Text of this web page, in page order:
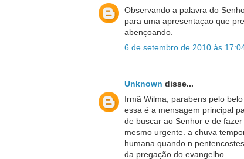
Observando a palavra do
para uma apresentaçao que
abençoando.
6 de setembro de 2010 às
Unknown disse...
Irmã Wilma, parabens pelo
essa é a mensagem principal
de buscar ao Senhor e de
mesmo urgente. a chuva
humana quando n
da pregação do evangelho.